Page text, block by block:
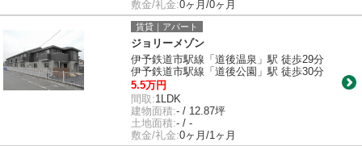
敷金/礼金:0ヶ月/0ヶ月
賃貸｜アパート
ジョリーメゾン
伊予鉄道市駅線「道後温泉」駅 徒歩29分
伊予鉄道市駅線「道後公園」駅 徒歩30分
5.5万円
間取:1LDK
建物面積:- / 12.87坪
土地面積:- / -
敷金/礼金:0ヶ月/1ヶ月